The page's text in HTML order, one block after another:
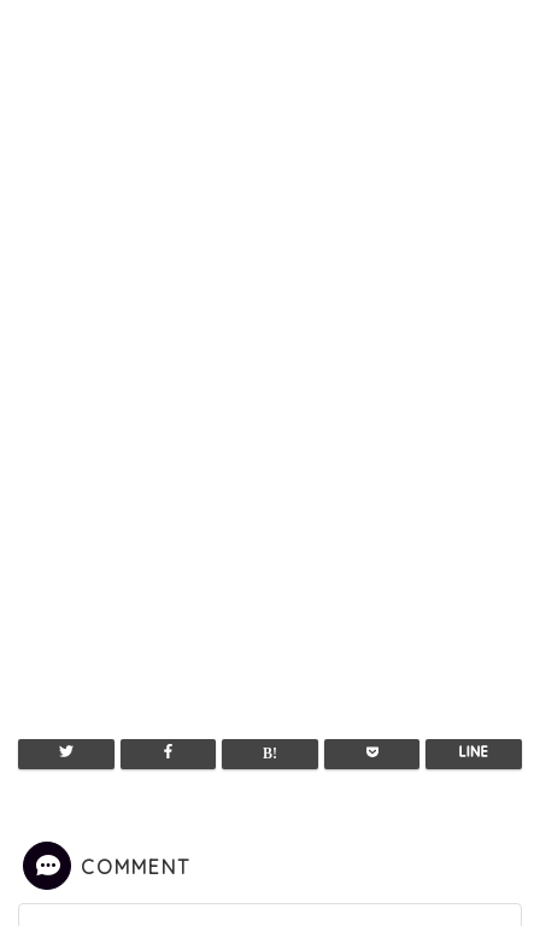
COMMENT